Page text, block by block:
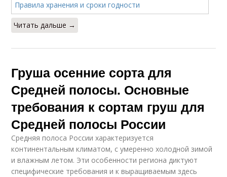
Читать дальше →
Груша осенние сорта для
Средней полосы. Основные
требования к сортам груш для
Средней полосы России
Средняя полоса России характеризуется
континентальным климатом, с умеренно холодной зимой
и влажным летом. Эти особенности региона диктуют
специфические требования и к выращиваемым здесь